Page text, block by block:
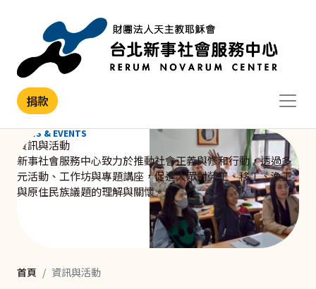
捐款
NEWS & EVENTS
資訊與活動
新事社會服務中心致力於推動社會正義與修和行動，透過多
元活動、工作坊與專題講座，促進大眾對勞工、移工、漁工
與原住民族議題的理解與關懷。
首頁 資訊與活動